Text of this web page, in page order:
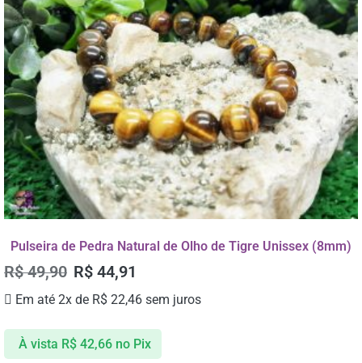
Pulseira de Pedra Natural de Olho de Tigre Unissex (8mm)
R$49,90 R$ 44,91
Em até 2x de R$ 22,46 sem juros
À vista R$42,66 no Pix